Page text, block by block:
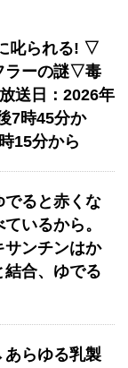
叱られる! ▽
ラーの謎▽毒
送日：2026年
7時45分か
15分から
でると赤くな
いるから。
サンチンはか
結合、ゆでる
らゆる乳製